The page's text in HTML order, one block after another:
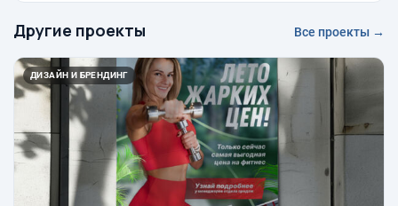
Другие проекты Все проекты →
ДИЗАЙН И БРЕНДИНГ